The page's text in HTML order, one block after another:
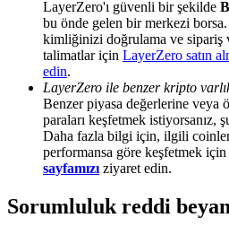
BTC Welcome Rewards
Deposit & Trade BTC to Share
Share 500000 CASHCAT prize
LayerZero'ı güvenli bir şekilde
bu önde gelen bir merkezi borsa.
kimliğinizi doğrulama ve sipariş
talimatlar için LayerZero satın
edin.
LayerZero ile benzer kripto
Benzer piyasa değerlerine veya
paraları keşfetmek istiyorsanız,
Daha fazla bilgi için, ilgili
performansa göre keşfetmek için
sayfamızı ziyaret edin.
Sorumluluk reddi